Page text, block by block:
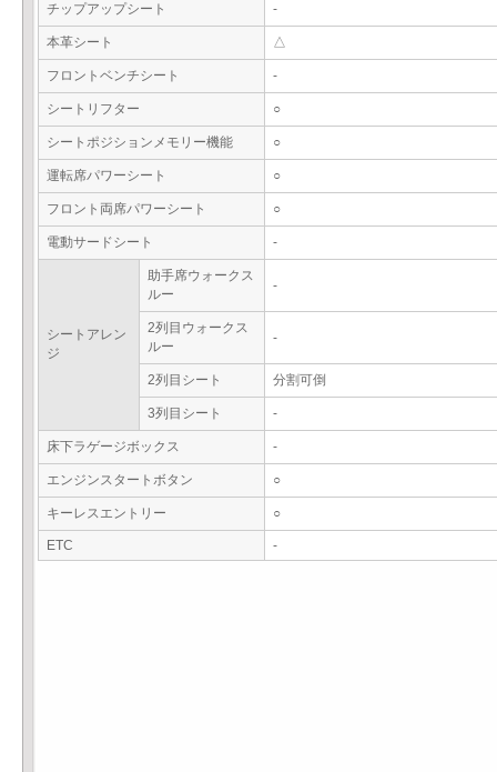
チップアップシート -
本革シート △
フロントベンチシート -
シートリフター ○
シートポジションメモリー機能 ○
運転席パワーシート ○
フロント両席パワーシート ○
電動サードシート -
シートアレン
ジ
助手席ウォークス
ルー
-
2列目ウォークス
ルー
-
2列目シート 分割可倒
3列目シート -
床下ラゲージボックス -
エンジンスタートボタン ○
キーレスエントリー ○
ETC -